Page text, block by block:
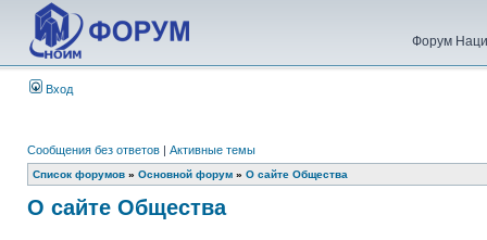
Форум
Вход
Сообщения без ответов | Активные темы
Список форумов » Основной форум » О сайте Общества
О сайте Общества